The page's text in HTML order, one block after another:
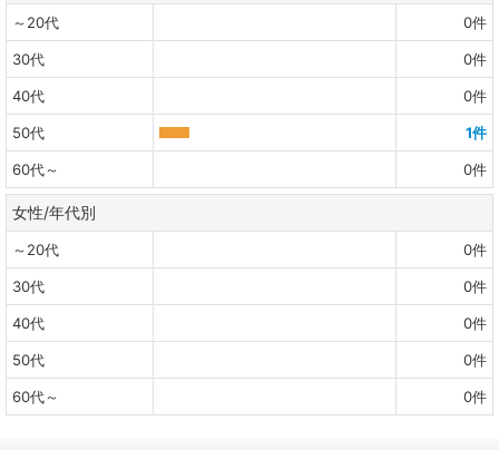
～20代 0件
30代 0件
40代 0件
50代 1件
60代～ 0件
女性/年代別
～20代 0件
30代 0件
40代 0件
50代 0件
60代～ 0件